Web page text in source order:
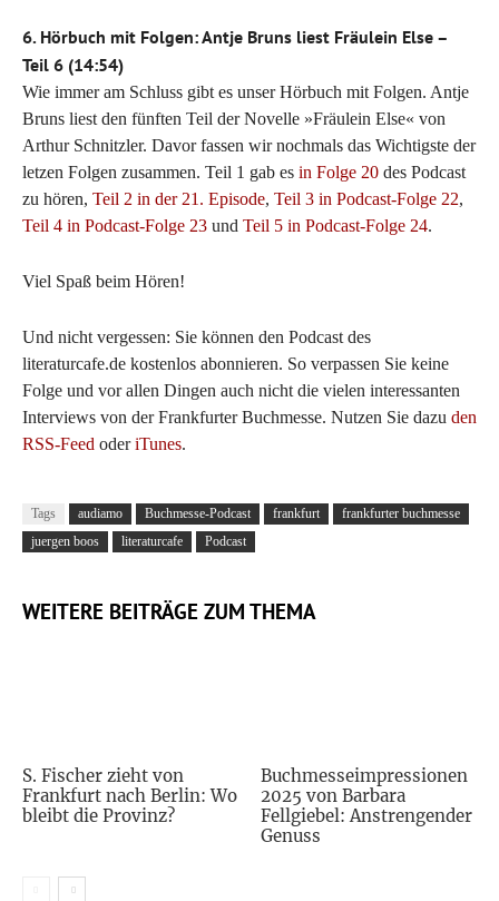
6. Hörbuch mit Folgen: Antje Bruns liest Fräulein Else –
Teil 6 (14:54)
Wie immer am Schluss gibt es unser Hörbuch mit Folgen. Antje
Bruns liest den fünften Teil der Novelle »Fräulein Else« von
Arthur Schnitzler. Davor fassen wir nochmals das Wichtigste der
letzen Folgen zusammen. Teil 1 gab es in Folge 20 des Podcast
zu hören, Teil 2 in der 21. Episode, Teil 3 in Podcast-Folge 22,
Teil 4 in Podcast-Folge 23 und Teil 5 in Podcast-Folge 24.
Viel Spaß beim Hören!
Und nicht vergessen: Sie können den Podcast des
literaturcafe.de kostenlos abonnieren. So verpassen Sie keine
Folge und vor allen Dingen auch nicht die vielen interessanten
Interviews von der Frankfurter Buchmesse. Nutzen Sie dazu den
RSS-Feed oderiTunes.
Tags audiamo Buchmesse-Podcast frankfurt
frankfurter buchmesse
juergen boos
literaturcafe Podcast
WEITERE BEITRÄGE ZUM THEMA
S. Fischer zieht von
Frankfurt nach Berlin: Wo
bleibt die Provinz?
Buchmesseimpressionen
2025 von Barbara
Fellgiebel: Anstrengender
Genuss